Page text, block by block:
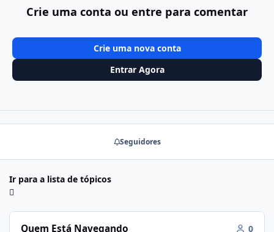
Crie uma conta ou entre para comentar
Crie uma nova conta
Entrar Agora
Seguidores
Ir para a lista de tópicos
Quem Está Navegando 0